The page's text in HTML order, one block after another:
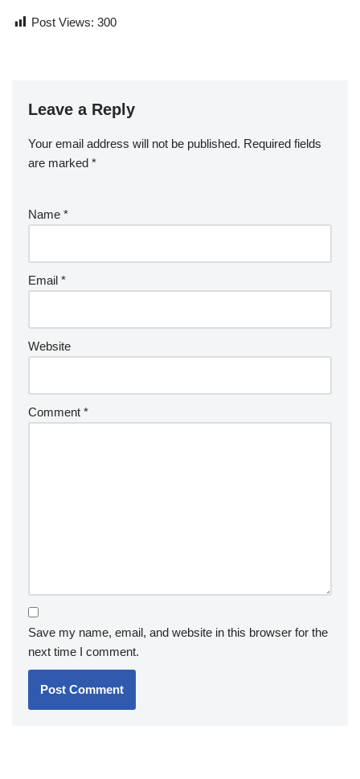
Post Views: 300
Leave a Reply
Your email address will not be published. Required fields
are marked *
Name *
Email *
Website
Comment *
Save my name, email, and website in this browser for the
next time I comment.